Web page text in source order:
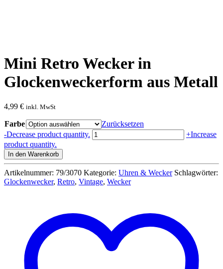
Mini Retro Wecker in
Glockenweckerform aus Metall
4,99 € inkl. MwSt
Farbe
Zurücksetzen
-Decrease product quantity. Mini
Retro
Glockenweckerform
aus
Metall
+Increase
product quantity.
In den Warenkorb
Artikelnummer: 79/3070 Kategorie: Uhren & Wecker Schlagwörter:
Glockenwecker, Retro, Vintage, Wecker